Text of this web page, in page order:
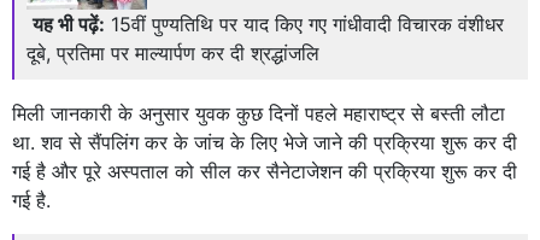
यह भी पढ़ें: 15वीं पुण्यतिथि पर याद किए गए गांधीवादी विचारक वंशीधर
दूबे, प्रतिमा पर माल्यार्पण कर दी श्रद्धांजलि
मिली जानकारी के अनुसार युवक कुछ दिनों पहले महाराष्ट्र से बस्ती लौटा
था. शव से सैंपलिंग कर के जांच के लिए भेजे जाने की प्रक्रिया शुरू कर दी
गई है और पूरे अस्पताल को सील कर सैनेटाजेशन की प्रक्रिया शुरू कर दी
गई है.